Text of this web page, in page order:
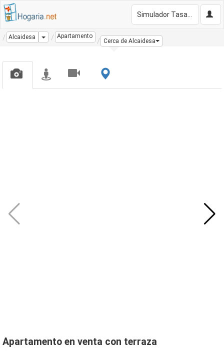
Alcaidesa Dropdown
Apartamento
Cerca de Alcaidesa
Apartamento en venta con terraza